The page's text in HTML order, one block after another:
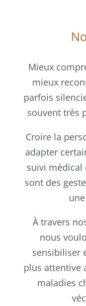
Mieux
mieux
parfois
souvent très
Croire la
adapter
suivi médical
sont des
À travers
nous
sensibiliser
plus attentive
maladies